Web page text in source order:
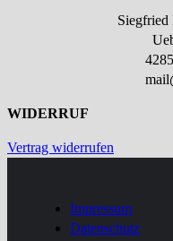
WIDERRUF
Vertrag widerrufen
Impressum
Datenschutz